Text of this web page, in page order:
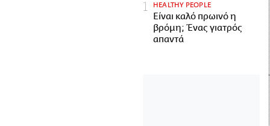
HEALTHY PEOPLE
Είναι καλό πρωινό η
βρόμη; Ένας γιατρός
απαντά